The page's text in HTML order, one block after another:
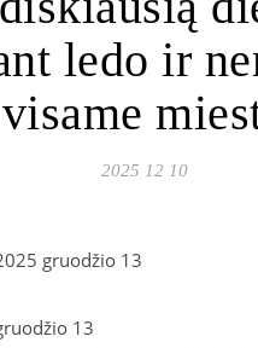
ledo ir
visame
2025 12 10
gruodžio 13
13